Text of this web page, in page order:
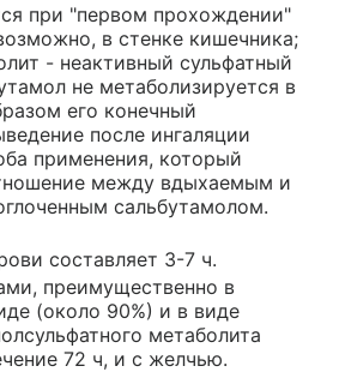
при "первом прохождении"
в стенке кишечника;
- неактивный сульфатный
не метаболизируется в
его конечный
после ингаляции
применения, который
между вдыхаемым и
сальбутамолом.
составляет 3-7 ч.
преимущественно в
(около 90%) и в виде
метаболита
72 ч, и с желчью.